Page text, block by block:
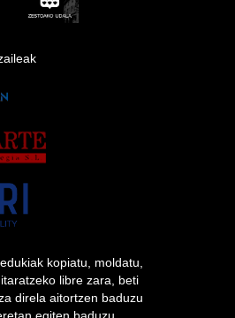
kopiatu, moldatu,
libre zara, beti
direla aitortzen baduzu